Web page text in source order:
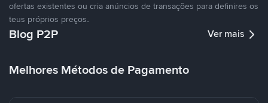
ofertas existentes ou cria anúncios de transações para definires os
teus próprios preços.
Blog P2P Ver mais
Melhores Métodos de Pagamento